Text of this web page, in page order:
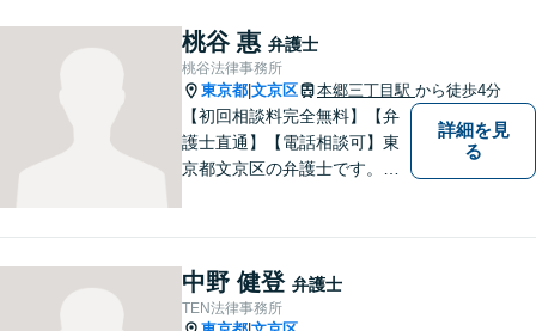
に歩みながら、問題解決のお
手伝いをいたします。初回相
談無料ですので、お気軽にご
相談ください！
桃谷 惠 弁護士
桃谷法律事務所
東京都 文京区 本郷三丁目駅 から徒歩4分
【初回相談料完全無料】【弁
護士直通】【電話相談可】東
京都文京区の弁護士です。夜
度ご相談してください。
詳細を見
る
中野 健登 弁護士
TEN法律事務所